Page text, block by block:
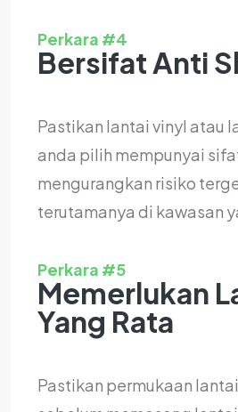
Perkara #4
Bersifat Anti
Pastikan lantai vinyl atau
anda pilih mempunyai
mengurangkan risiko
terutamanya di kawasan
Perkara #5
Memerlukan
Yang Rata
Pastikan permukaan